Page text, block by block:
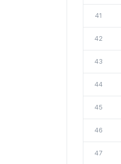
41
42
43
44
45
46
47